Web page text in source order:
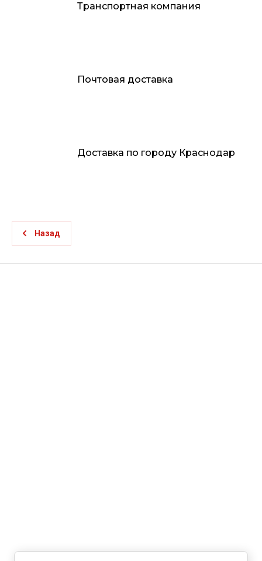
Транспортная компания
Почтовая доставка
Доставка по городу Краснодар
Назад